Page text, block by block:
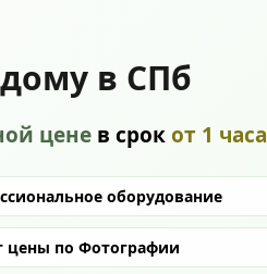
в СПб
цене в срокот 1 часа
оборудование
цены по Фотографии